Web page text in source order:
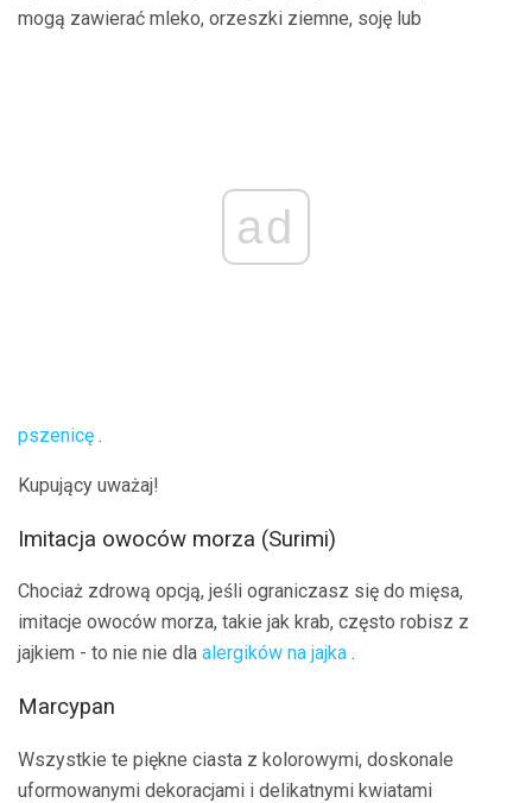
mogą zawierać mleko, orzeszki ziemne, soję lub
ad
pszenicę .
Kupujący uważaj!
Imitacja owoców morza (Surimi)
Chociaż zdrową opcją, jeśli ograniczasz się do mięsa,
imitacje owoców morza, takie jak krab, często robisz z
jajkiem - to nie nie dla alergików na jajka .
Marcypan
Wszystkie te piękne ciasta z kolorowymi, doskonale
uformowanymi dekoracjami i delikatnymi kwiatami